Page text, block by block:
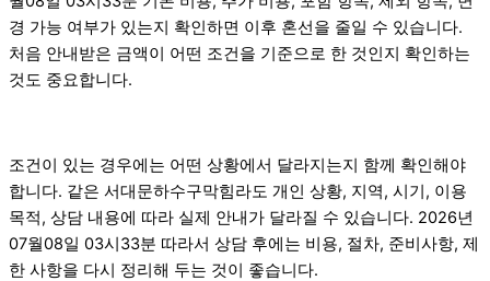
경 가능 여부가 있는지 확인하면 이후 혼선을 줄일 수 있습니다.
처음 안내받은 금액이 어떤 조건을 기준으로 한 것인지 확인하는
것도 중요합니다.
조건이 있는 경우에는 어떤 상황에서 달라지는지 함께 확인해야
합니다. 같은 서대문하수구막힘라도 개인 상황, 지역, 시기, 이용
목적, 상담 내용에 따라 실제 안내가 달라질 수 있습니다. 2026년
07월08일 03시33분 따라서 상담 후에는 비용, 절차, 준비사항, 제
한 사항을 다시 정리해 두는 것이 좋습니다.